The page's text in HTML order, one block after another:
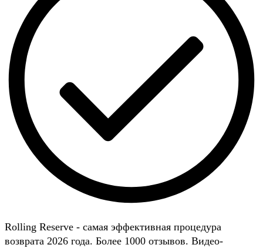
Rolling Reserve - самая эффективная процедура
возврата 2026 года. Более 1000 отзывов. Видео-